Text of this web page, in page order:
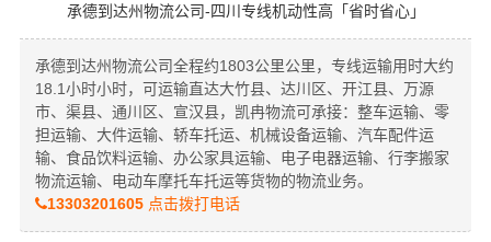
承德到达州物流公司-四川专线机动性高「省时省心」
承德到达州物流公司全程约1803公里公里，专线运输用时大约
18.1小时小时，可运输直达大竹县、达川区、开江县、万源
市、渠县、通川区、宣汉县，凯冉物流可承接：整车运输、零
担运输、大件运输、轿车托运、机械设备运输、汽车配件运
输、食品饮料运输、办公家具运输、电子电器运输、行李搬家
物流运输、电动车摩托车托运等货物的物流业务。
13303201605点击拨打电话